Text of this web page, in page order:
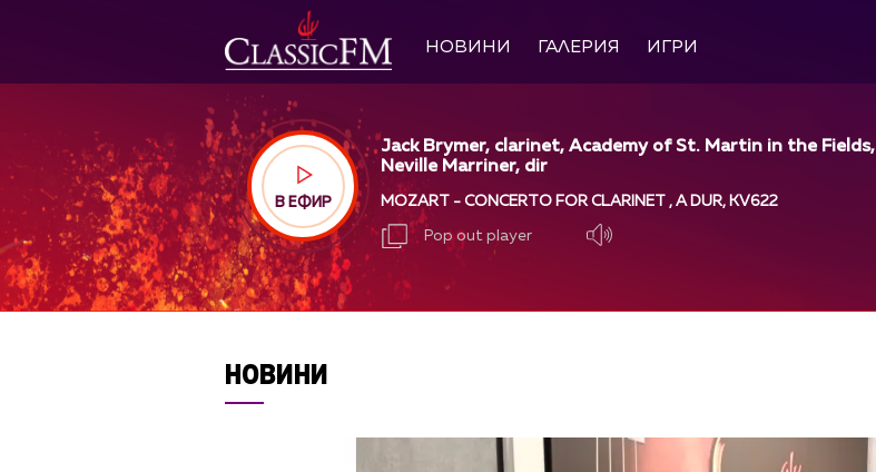
НОВИНИ ГАЛЕРИЯ ИГРИ
В ЕФИР
Jack Brymer, clarinet, Academy of St. Martin in the Fields,
Neville Marriner, dir
MOZART - CONCERTO FOR CLARINET , A DUR, KV622
Pop out player
НОВИНИ